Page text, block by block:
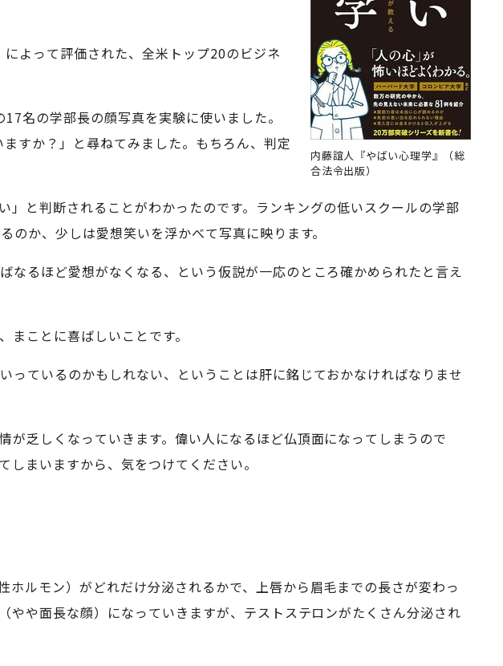
内藤誼人『やばい心理学』（総
合法令出版）
よって評価された、全米トップ20のビジネ
名の学部長の顔写真を実験に使いました。
すか？」と尋ねてみました。もちろん、判定
と判断されることがわかったのです。ランキングの低いスクールの学部
か、少しは愛想笑いを浮かべて写真に映ります。
るほど愛想がなくなる、という仮説が一応のところ確かめられたと言え
ことに喜ばしいことです。
ているのかもしれない、ということは肝に銘じておかなければなりませ
乏しくなっていきます。偉い人になるほど仏頂面になってしまうので
まいますから、気をつけてください。
ルモン）がどれだけ分泌されるかで、上唇から眉毛までの長さが変わっ
や面長な顔）になっていきますが、テストステロンがたくさん分泌され